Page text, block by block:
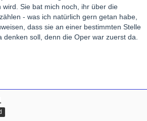
Sie bat mich noch, ihr über die
- was ich natürlich gern getan habe,
dass sie an einer bestimmten Stelle
denken soll, denn die Oper war zuerst da.